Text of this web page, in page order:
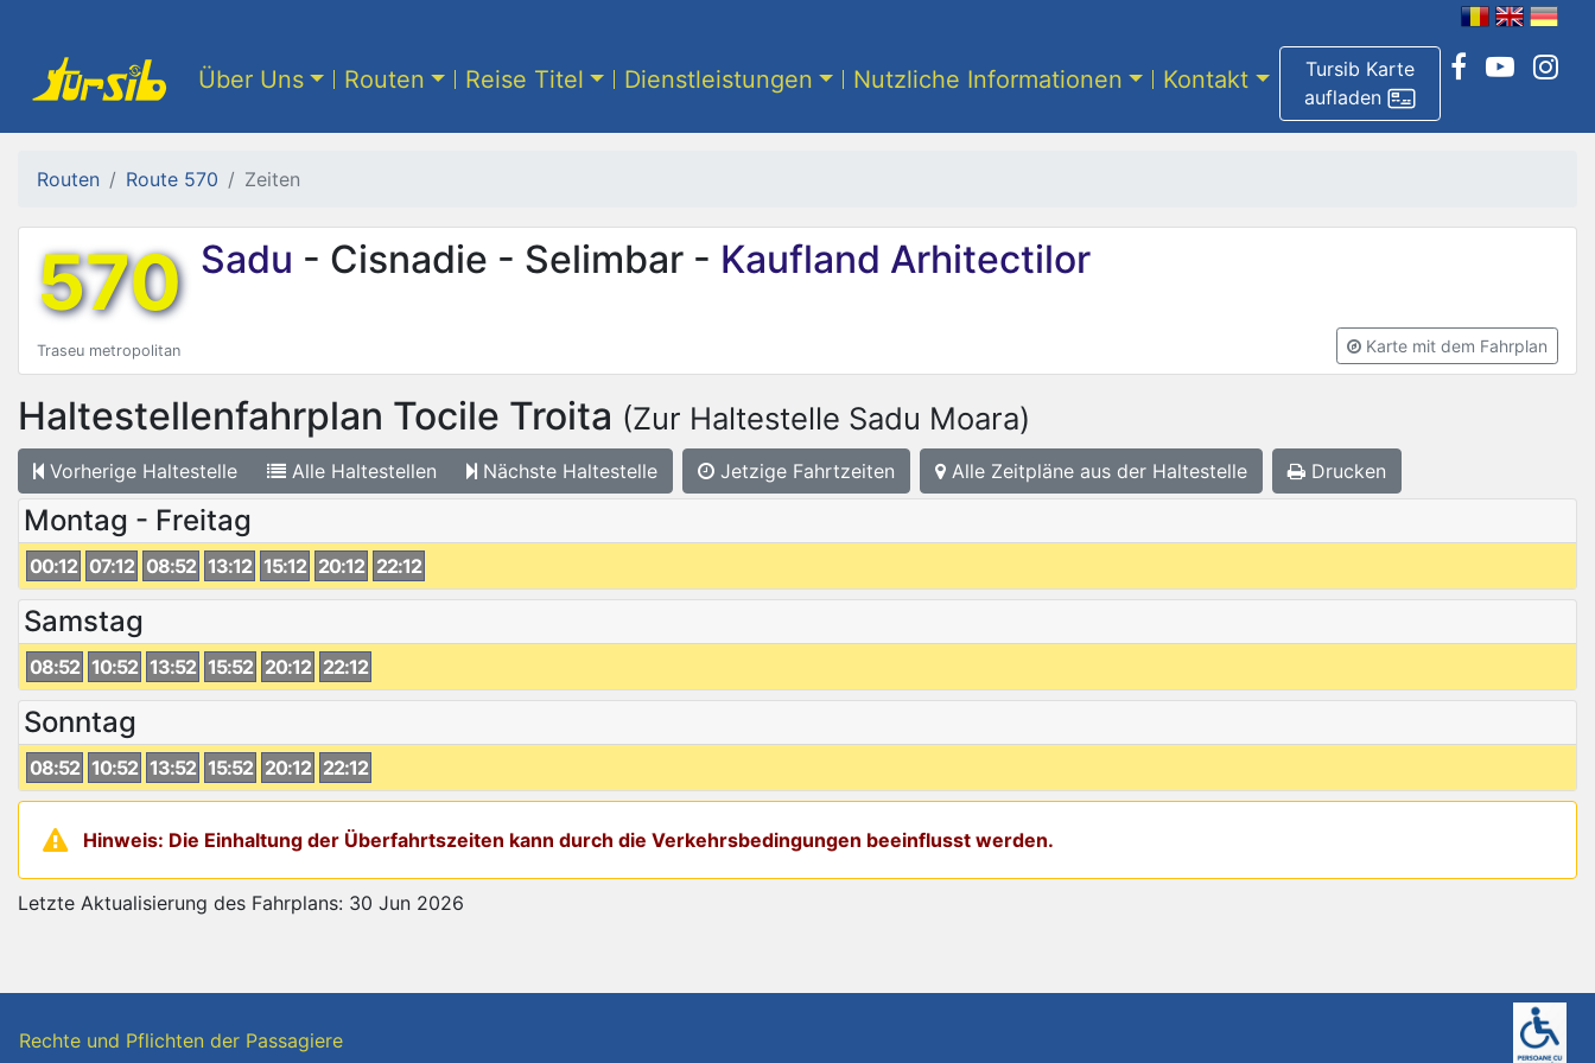
Tursib Karte
aufladen
Über Uns Routen Reise Titel Dienstleistungen Nutzliche Informationen Kontakt
Routen Route 570 Zeiten
570 Sadu - Cisnadie - Selimbar - Kaufland Arhitectilor
Traseu metropolitan Karte mit dem Fahrplan
Haltestellenfahrplan Tocile Troita (Zur Haltestelle Sadu Moara)
Vorherige Haltestelle Alle Haltestellen Nächste Haltestelle Jetzige Fahrtzeiten Alle Zeitpläne aus der Haltestelle Drucken
Montag - Freitag
00:12 07:12 08:52 13:12 15:12 20:12 22:12
Samstag
08:52 10:52 13:52 15:52 20:12 22:12
Sonntag
08:52 10:52 13:52 15:52 20:12 22:12
Hinweis: Die Einhaltung der Überfahrtszeiten kann durch die Verkehrsbedingungen beeinflusst werden.
Letzte Aktualisierung des Fahrplans: 30 Jun 2026
Rechte und Pflichten der Passagiere